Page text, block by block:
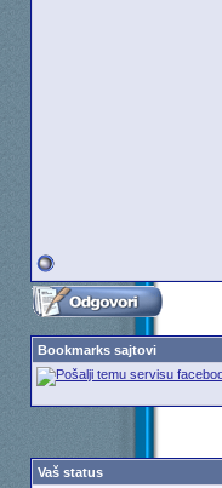
Bookmarks sajtovi
Vaš status